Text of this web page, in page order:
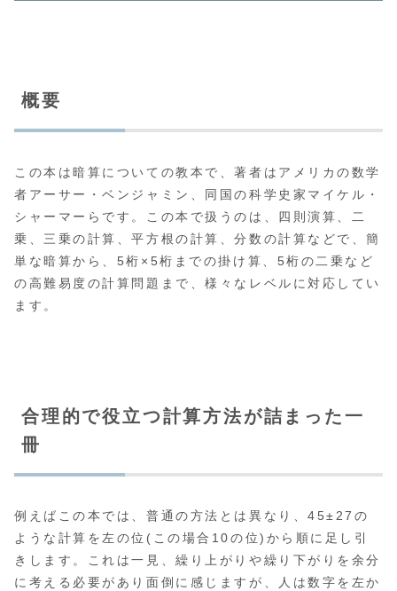
概要
この本は暗算についての教本で、著者はアメリカの数学
者アーサー・ベンジャミン、同国の科学史家マイケル・
シャーマーらです。この本で扱うのは、四則演算、二
乗、三乗の計算、平方根の計算、分数の計算などで、簡
単な暗算から、5桁×5桁までの掛け算、5桁の二乗など
の高難易度の計算問題まで、様々なレベルに対応してい
ます。
合理的で役立つ計算方法が詰まった一
冊
例えばこの本では、普通の方法とは異なり、45±27の
ような計算を左の位(この場合10の位)から順に足し引
きします。これは一見、繰り上がりや繰り下がりを余分
に考える必要があり面倒に感じますが、人は数字を左か